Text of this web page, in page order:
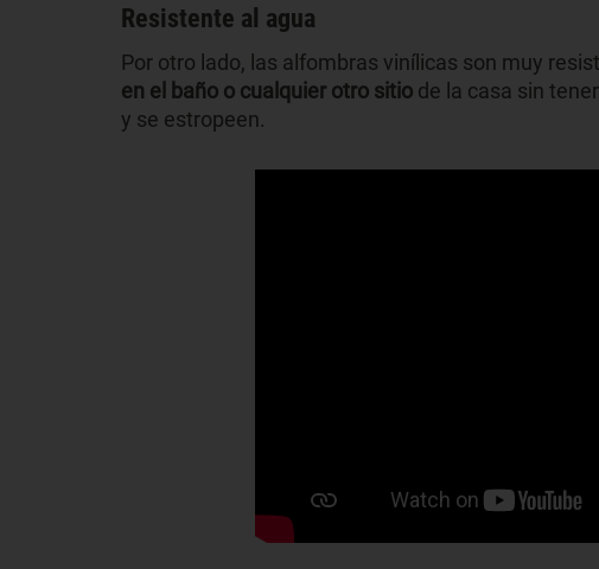
Resistente al agua
Por otro lado, las alfombras vinílicas son muy
en el baño o cualquier otro sitio de la casa sin
y se estropeen.